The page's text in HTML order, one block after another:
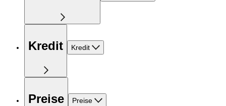
Kredit Kredit
Preise Preise